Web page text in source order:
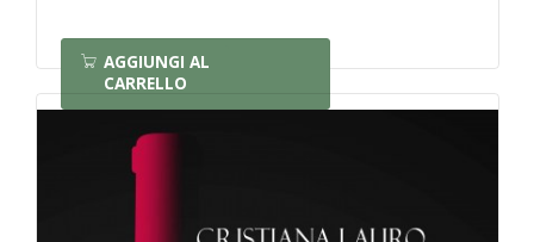
AGGIUNGI AL
CARRELLO